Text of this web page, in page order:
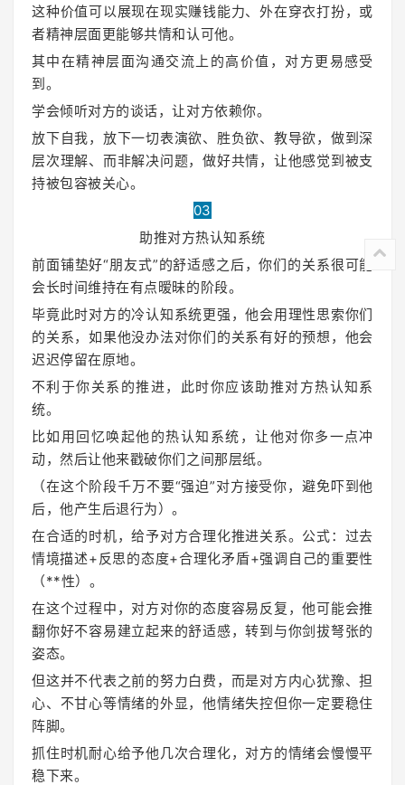
这种价值可以展现在现实赚钱能力、外在穿衣打扮，或
者精神层面更能够共情和认可他。
其中在精神层面沟通交流上的高价值，对方更易感受
到。
学会倾听对方的谈话，让对方依赖你。
放下自我，放下一切表演欲、胜负欲、教导欲，做到深
层次理解、而非解决问题，做好共情，让他感觉到被支
持被包容被关心。
03
助推对方热认知系统
前面铺垫好“朋友式”的舒适感之后，你们的关系很可能
会长时间维持在有点暧昧的阶段。
毕竟此时对方的冷认知系统更强，他会用理性思索你们
的关系，如果他没办法对你们的关系有好的预想，他会
迟迟停留在原地。
不利于你关系的推进，此时你应该助推对方热认知系
统。
比如用回忆唤起他的热认知系统，让他对你多一点冲
动，然后让他来戳破你们之间那层纸。
（在这个阶段千万不要“强迫”对方接受你，避免吓到他
后，他产生后退行为）。
在合适的时机，给予对方合理化推进关系。公式：过去
情境描述+反思的态度+合理化矛盾+强调自己的重要性
（**性）。
在这个过程中，对方对你的态度容易反复，他可能会推
翻你好不容易建立起来的舒适感，转到与你剑拔弩张的
姿态。
但这并不代表之前的努力白费，而是对方内心犹豫、担
心、不甘心等情绪的外显，他情绪失控但你一定要稳住
阵脚。
抓住时机耐心给予他几次合理化，对方的情绪会慢慢平
稳下来。